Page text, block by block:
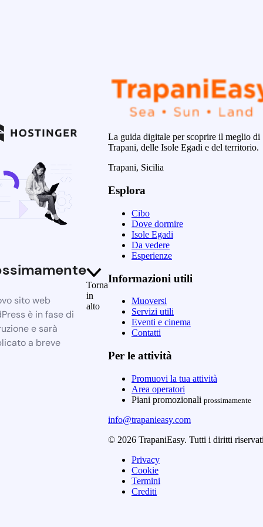
sito web
è in fase di
e sarà
a breve
Torna
in
alto
La guida digitale per scoprire il meglio di
Trapani, delle Isole Egadi e del territorio.
Trapani, Sicilia
Esplora
Cibo
Dove dormire
Isole Egadi
Da vedere
Esperienze
Informazioni utili
Muoversi
Servizi utili
Eventi e cinema
Contatti
Per le attività
Promuovi la tua attività
Area operatori
Piani promozionali prossimamente
info@trapanieasy.com
© 2026 TrapaniEasy. Tutti i diritti
Privacy
Cookie
Termini
Crediti